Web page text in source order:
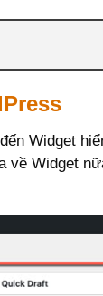
Widget
về Widget